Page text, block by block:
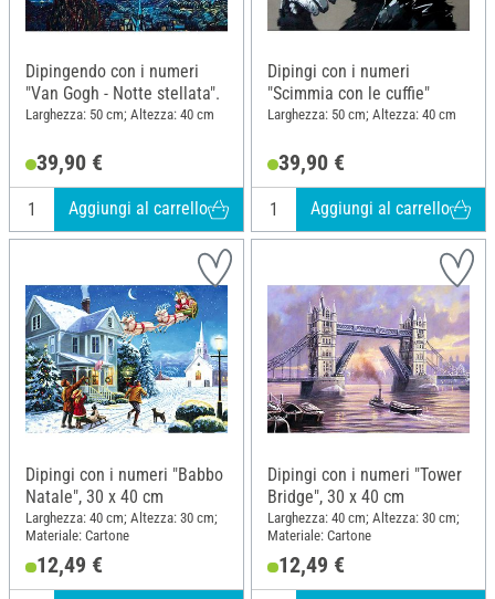
Dipingendo con i numeri
"Van Gogh - Notte stellata".
Larghezza: 50 cm; Altezza: 40 cm
39,90 €
Aggiungi al carrello
Dipingi con i numeri
"Scimmia con le cuffie"
Larghezza: 50 cm; Altezza: 40 cm
39,90 €
Aggiungi al carrello
Dipingi con i numeri "Babbo
Natale", 30 x 40 cm
Larghezza: 40 cm; Altezza: 30 cm;
Materiale: Cartone
12,49 €
Dipingi con i numeri "Tower
Bridge", 30 x 40 cm
Larghezza: 40 cm; Altezza: 30 cm;
Materiale: Cartone
12,49 €